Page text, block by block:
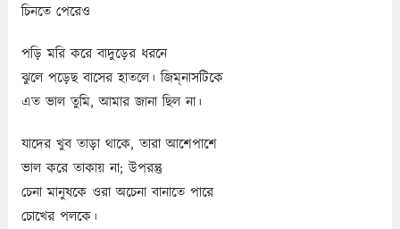
চিনতে পেরেও
পড়ি মরি করে বাদুড়ের ধরনে
ঝুলে পড়েছ বাসের হাতলে। জিম্‌নাসটিকে
এত ভাল তুমি, আমার জানা ছিল না।
যাদের খুব তাড়া থাকে, তারা আশেপাশে
ভাল করে তাকায় না; উপরন্তু
চেনা মানুষকে ওরা অচেনা বানাতে পারে
চোখের পলকে।